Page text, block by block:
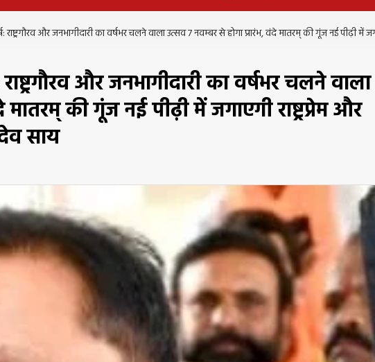
राष्ट्रगौरव और जनभागीदारी का वर्षभर चलने वाला उत्सव 7 नवम्बर से होगा प्रारंभ, वंदे मातरम् की गूंज नई पीढ़ी में
और जनभागीदारी का वर्षभर चलने वाला
की गूंज नई पीढ़ी में जगाएगी राष्ट्रप्रेम और
साय